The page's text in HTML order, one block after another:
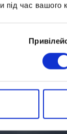
під час вашого
сборной